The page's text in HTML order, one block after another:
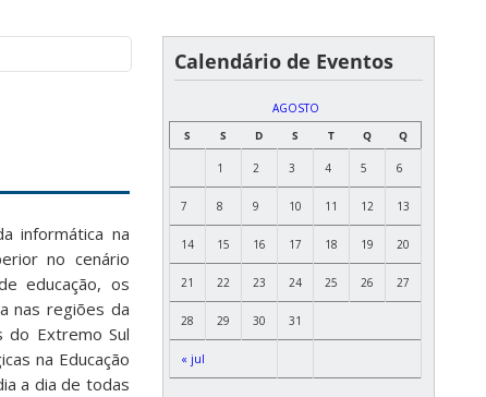
informática na
no cenário
educação, os
nas regiões da
do Extremo Sul
na Educação
a dia de todas
Calendário de Eventos
AGOSTO
S
S D S T Q Q
« jul
1 2 3 4 5 6
7 8 9 10 11 12 13
14 15 16 17 18 19 20
21 22 23 24 25 26 27
28 29 30 31